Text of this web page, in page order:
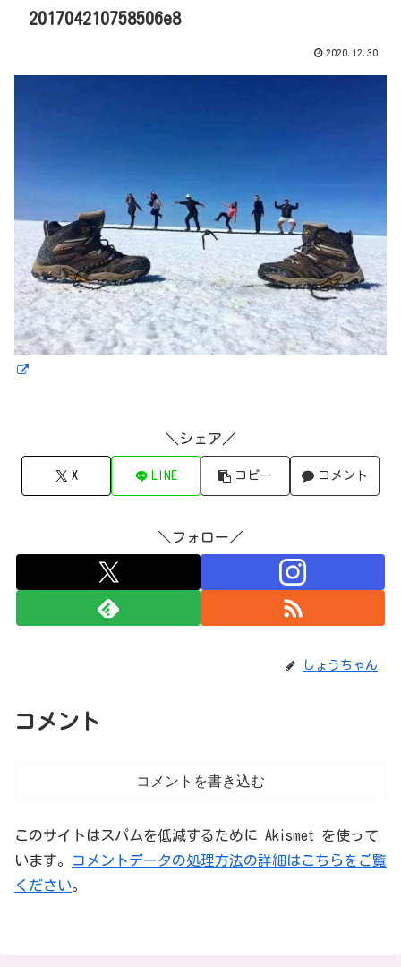
201704210758506e8
2020.12.30
＼シェア／
X LINE コピー コメント
＼フォロー／
しょうちゃん
コメント
コメントを書き込む
このサイトはスパムを低減するために Akismet を使って
います。
コメントデータの処理方法の詳細はこちらをご覧
ください。